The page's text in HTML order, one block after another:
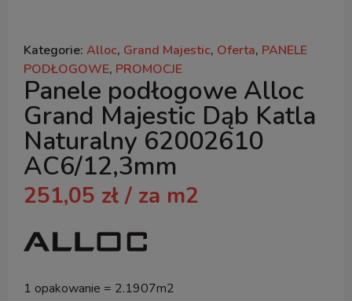
Kategorie: Alloc, Grand Majestic, Oferta, PANELE
PODŁOGOWE, PROMOCJE
Panele podłogowe Alloc
Grand Majestic Dąb Katla
Naturalny 62002610
AC6/12,3mm
251,05 zł / za m2
1 opakowanie = 2.1907m2